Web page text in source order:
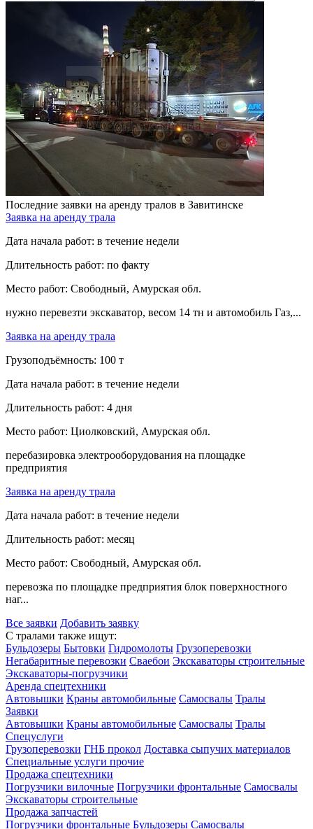
Последние заявки на аренду тралов в Завитинске
Заявка на аренду трала
Дата начала работ: в течение недели
Длительность работ: по факту
Место работ: Свободный, Амурская обл.
нужно перевезти экскаватор, весом 14 тн и автомобиль Газ,...
Заявка на аренду трала
Грузоподъёмность: 100 т
Дата начала работ: в течение недели
Длительность работ: 4 дня
Место работ: Циолковский, Амурская обл.
перебазировка электрооборудования на площадке
предприятия
Заявка на аренду трала
Дата начала работ: в течение недели
Длительность работ: месяц
Место работ: Свободный, Амурская обл.
перевозка по площадке предприятия блок поверхностного
наг...
Все заявки Добавить заявку
С тралами также ищут:
Бульдозеры Бытовки Гидромолоты Грузоперевозки
Негабаритные перевозки Сваебои Экскаваторы строительные
Экскаваторы-погрузчики
Аренда спецтехники
Автовышки Краны автомобильные Самосвалы Тралы
Заявки
Автовышки Краны автомобильные Самосвалы Тралы
Спецуслуги
Грузоперевозки ГНБ прокол Доставка сыпучих материалов
Специальные услуги прочие
Продажа спецтехники
Погрузчики вилочные Погрузчики фронтальные Самосвалы
Экскаваторы строительные
Продажа запчастей
Погрузчики фронтальные Бульдозеры Самосвалы